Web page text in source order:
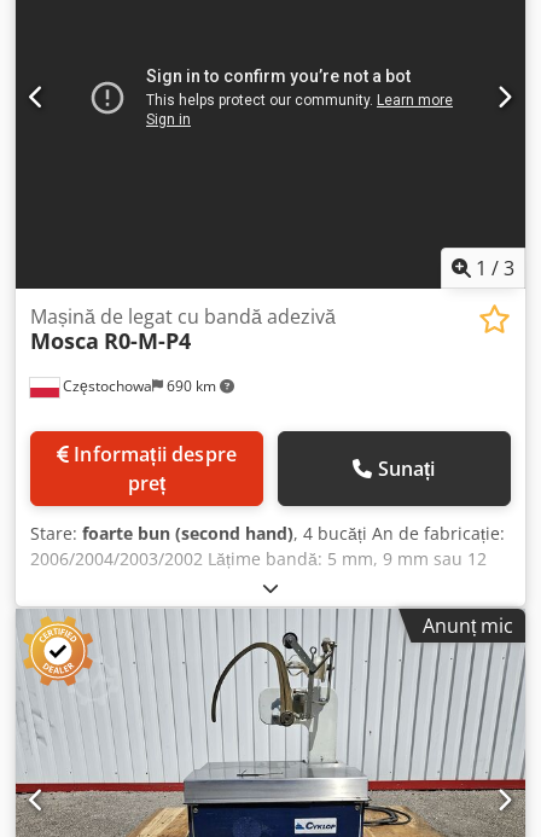
1 /3
Częstochowa 690 km
Mașină de legat cu bandă adezivă
Mosca R0-M-P4
preț
Sunați
Stare: foarte bun (second hand), 4 bucăți An de fabricație:
2006/2004/2003/2002 Lățime bandă: 5 mm, 9 mm sau 12
mm. Tensiunea benzii: reglabilă continuu, inclusiv
tensiune redusă pentru obiecte sensibile. Dodpfx Aqjv Sq
Rrjijck Dimensiunea maximă a pachetului: 600 x 600 mm
(lățime x înălțime). Sistem de sudare: sudare cu pană
încălzită. Înălțimea mesei: aprox. 820–925 mm. Înălțimea
minimă a pachetului: aprox. 10 mm. Greutatea maximă a
pachetului: aprox. 25 kg. Material bandă: polipropilenă
(PP). Conectare electrică: 230 V.
Anunț mic